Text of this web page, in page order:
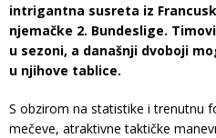
intrigantna susreta iz
njemačke 2. Bundeslige.
u sezoni, a današnji dvoboji
u njihove tablice.
S obzirom na statistike i trenutnu
mečeve, atraktivne taktičke